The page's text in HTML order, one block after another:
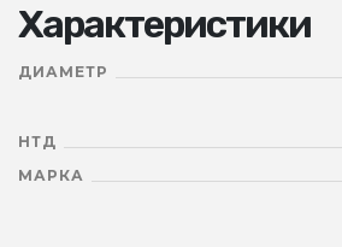
Характеристики
ДИАМЕТР
НТД
МАРКА